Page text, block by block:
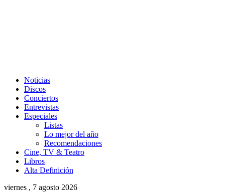
Noticias
Discos
Conciertos
Entrevistas
Especiales
Listas
Lo mejor del año
Recomendaciones
Cine, TV & Teatro
Libros
Alta Definición
viernes , 7 agosto 2026